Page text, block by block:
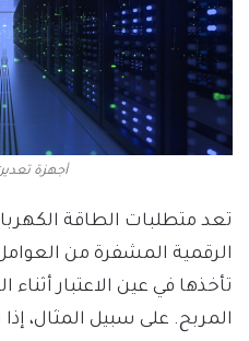
أجهزة
تعد متطلبات الطاقة
الرقمية المشفرة من
تأخذها في عين الاعتبار